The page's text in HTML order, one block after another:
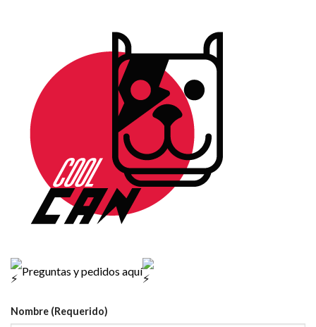
Preguntas y pedidos aquí
Nombre (Requerido)